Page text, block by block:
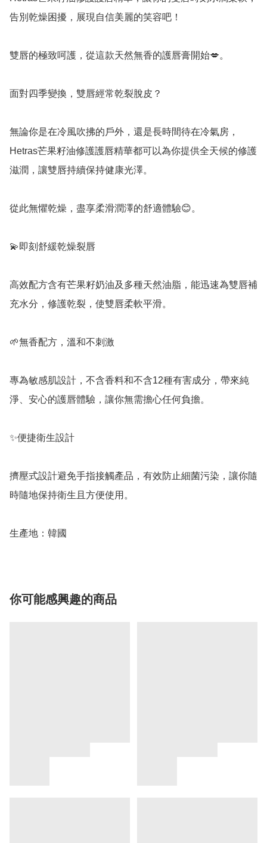
告別乾燥困擾，展現自信美麗的笑容吧！
雙唇的極致呵護，從這款天然無香的護唇膏開始💋。
面對四季變換，雙唇經常乾裂脫皮？
無論你是在冷風吹拂的戶外，還是長時間待在冷氣房，
Hetras芒果籽油修護護唇精華都可以為你提供全天候的修護
滋潤，讓雙唇持續保持健康光澤。
從此無懼乾燥，盡享柔滑潤澤的舒適體驗😊。
💫即刻舒緩乾燥裂唇
高效配方含有芒果籽奶油及多種天然油脂，能迅速為雙唇補
充水分，修護乾裂，使雙唇柔軟平滑。
🌱無香配方，溫和不刺激
專為敏感肌設計，不含香料和不含12種有害成分，帶來純
淨、安心的護唇體驗，讓你無需擔心任何負擔。
✨便捷衛生設計
擠壓式設計避免手指接觸產品，有效防止細菌污染，讓你隨
時隨地保持衛生且方便使用。
生產地：韓國
你可能感興趣的商品